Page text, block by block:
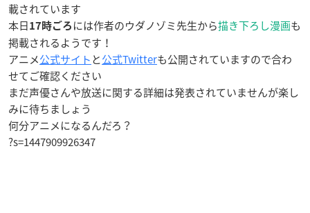
載されています
本日 17時ごろ には作者のウダノゾミ先生から描き下ろし漫画も
掲載されるようです！
アニメ公式サイトと公式Twitterも公開されていますので合わ
せてご確認ください
まだ声優さんや放送に関する詳細は発表されていませんが楽し
みに待ちましょう
何分アニメになるんだろ？
?s=1447909926347